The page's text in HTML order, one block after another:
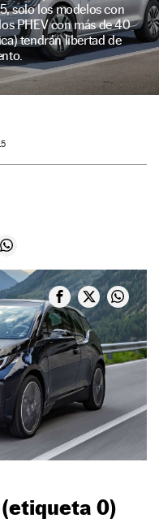
solo los modelos con
PHEV con más de 40
tendrán libertad de
0)